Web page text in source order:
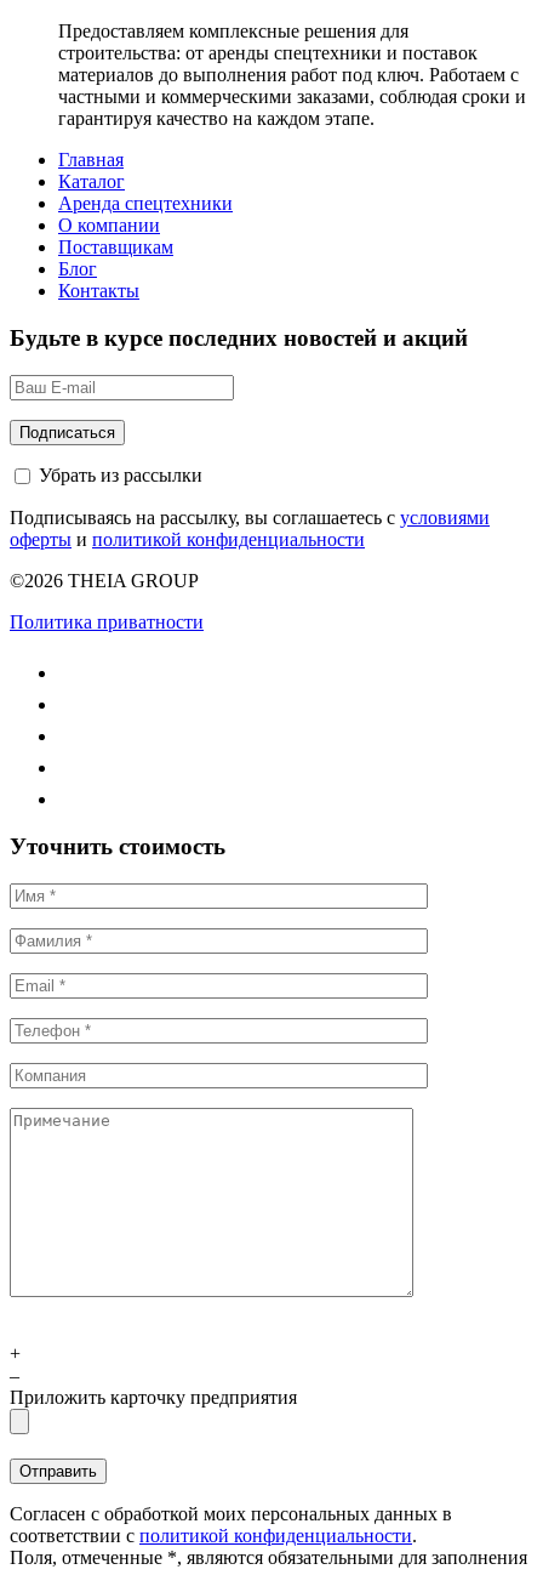
Предоставляем комплексные решения для
строительства: от аренды спецтехники и поставок
материалов до выполнения работ под ключ. Работаем с
частными и коммерческими заказами, соблюдая сроки и
гарантируя качество на каждом этапе.
Главная
Каталог
Аренда спецтехники
О компании
Поставщикам
Блог
Контакты
Будьте в курсе последних новостей и акций
Убрать из рассылки
Подписываясь на рассылку, вы соглашаетесь с условиями
оферты и политикой конфиденциальности
©2026 THEIA GROUP
Политика приватности
Уточнить стоимость
+
–
Приложить карточку предприятия
Согласен с обработкой моих персональных данных в
соответствии с политикой конфиденциальности.
Поля, отмеченные *, являются обязательными для заполнения